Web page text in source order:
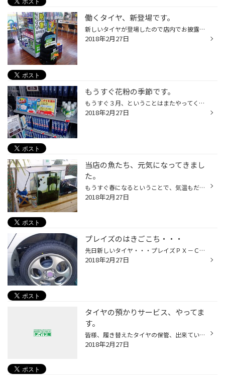
働くタイヤ、新登場です。
新しいタイヤが登場したので店内でお披露目です。 バン用タイヤ 「Ｒ710」 商用車にもしっかりしたタイヤを装着して安全に仕事してもらいたい。 そんな思いをこめて販売したいと思います。
2018年2月27日
もうすぐ花粉の季節です。
もうすぐ３月、ということはまたやってくるあの季節・・・・ そう・・・・・ 花粉の季節です。 頭を抱えてしまう人も多いと思います。 タイヤ館で出来ることは、まずエアコンフィルターの交換！！ そして、車内消臭！！ 花粉本番になる前にぜひ施工しておきたいですね。 気になる人はご来店、お待ち...
2018年2月27日
当店の魚たち、元気になってきまし
た。
もうすぐ春になるということで、気温もだんだん暖かくなってきました。 そうすれば魚たちの水温も上がってきます。 見た目にも動きが良くなって元気に泳いでいます。 お客様の待ち時間の癒しに貢献している大事な熱帯魚です。
2018年2月27日
プレイズのはきごこち・・・
先日新しいタイヤ・・・プレイズＰＸ－Ｃを装着しました。 乗り始めての感想です。 ずばり！！ 運転しやすい！！ 走行時の車がまっすぐ進む感覚！ なかなかいい感じですね。 燃費に関してはこれからですけどなかなかいいタイヤです。
2018年2月27日
タイヤの預かりサービス、やってま
す。
皆様、履き替えたタイヤの保管、出来ていますか？ 家の外に雨ざらし・・・大丈夫ですか？ タイヤ館ではそんなあなたの大事なタイヤのお預かりサービスやってます。 専用の倉庫でしっかり保管しています。 ですから盗難の心配もありません。 気になる人はぜひ、一声おかけください。
2018年2月27日